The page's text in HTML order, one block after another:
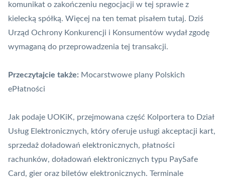
komunikat o zakończeniu negocjacji w tej sprawie z
kielecką spółką. Więcej na ten temat pisałem tutaj. Dziś
Urząd Ochrony Konkurencji i Konsumentów wydał zgodę
wymaganą do przeprowadzenia tej transakcji.
Przeczytajcie także: Mocarstwowe plany Polskich
ePłatności
Jak podaje UOKiK, przejmowana część Kolportera to Dział
Usług Elektronicznych, który oferuje usługi akceptacji kart,
sprzedaż doładowań elektronicznych, płatności
rachunków, doładowań elektronicznych typu PaySafe
Card, gier oraz biletów elektronicznych. Terminale